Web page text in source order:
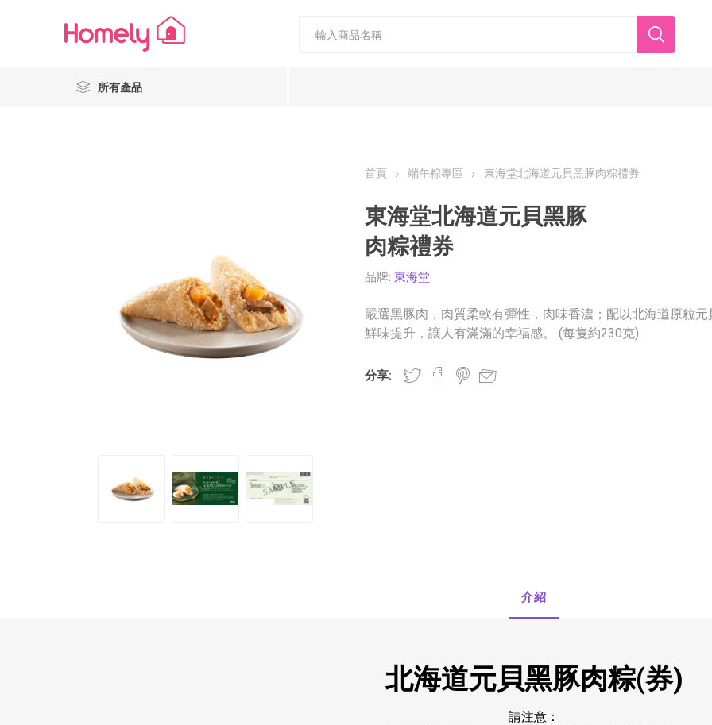
所有產品
香港美心
首頁 端午粽專區 東海堂北海道元貝黑豚肉粽禮券
東海堂北海道元貝黑豚
肉粽禮券
品牌: 東海堂
嚴選黑豚肉，肉質柔軟有彈性，肉味香濃；配以北海道原粒元
鮮味提升，讓人有滿滿的幸福感。 (每隻約230克)
分享:
介紹
北海道元貝黑豚肉粽(券)
請注意：